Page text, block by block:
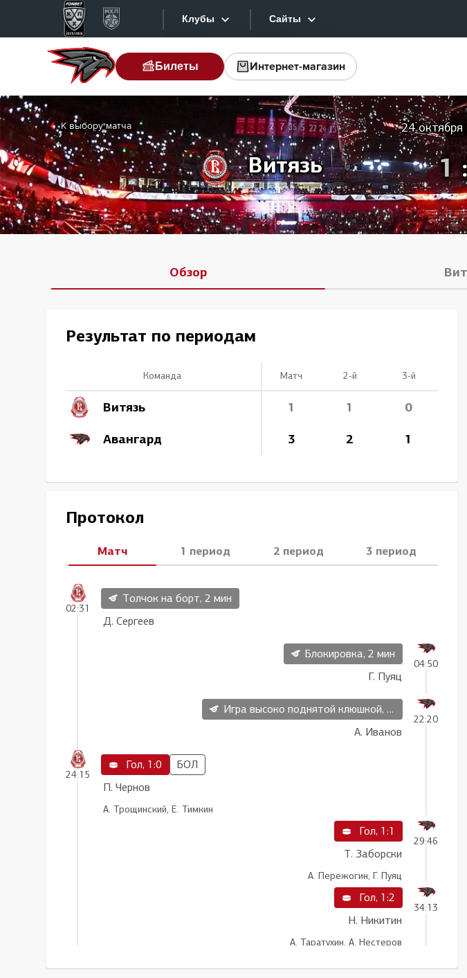
Клубы
Конференция «Запад»
Дивизион Боброва
СКА
Спартак
Торпедо
ХК Сочи
Динамо М
Северсталь
Конференция «Восток»
Дивизион Харламова
Автомобилист
Ак Барс
Металлург Мг
Нефтехимик
Трактор
Адмирал
Сайты
Сайты
Видеотрансляции
Хайлайты
Текстовые трансляции
Интернет-магазин
Фотобанк
Билеты Интернет-магазин
К выбору матча 24
Витязь 1
Обзор
Результат по периодам
Команда Матч 2-й 3-й
Витязь 1 1
0
Авангард
3 2 1
Протокол
Матч 1 период 2 период 3 период
02:31
Толчок на борт, 2 мин
Д. Сергеев
04:50
Блокировка, 2 мин
Г. Пуяц
22:20
Игра высоко поднятой клюшкой, 2 мин
А. Иванов
24:15
Гол, 1:0
БОЛ
П. Чернов
А. Трощинский, Е. Тимкин
29:46
Гол, 1:1
Т. Заборски
А. Пережогин, Г. Пуяц
34:13
Гол, 1:2
Н. Никитин
А. Таратухин, А. Нестеров